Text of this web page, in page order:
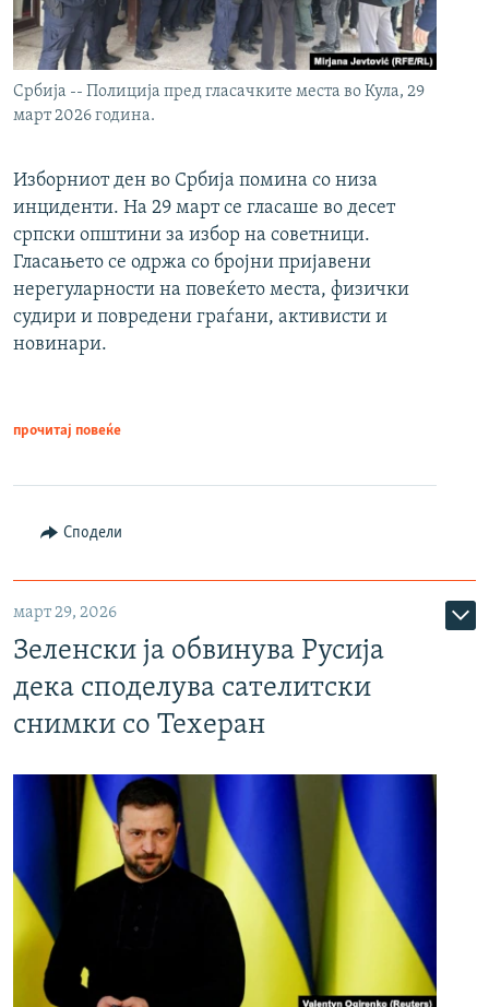
Србија -- Полиција пред гласачките места во Кула, 29
март 2026 година.
Изборниот ден во Србија помина со низа
инциденти. На 29 март се гласаше во десет
српски општини за избор на советници.
Гласањето се одржа со бројни пријавени
нерегуларности на повеќето места, физички
судири и повредени граѓани, активисти и
новинари.
прочитај повеќе
Сподели
март 29, 2026
Зеленски ја обвинува Русија
дека споделува сателитски
снимки со Техеран